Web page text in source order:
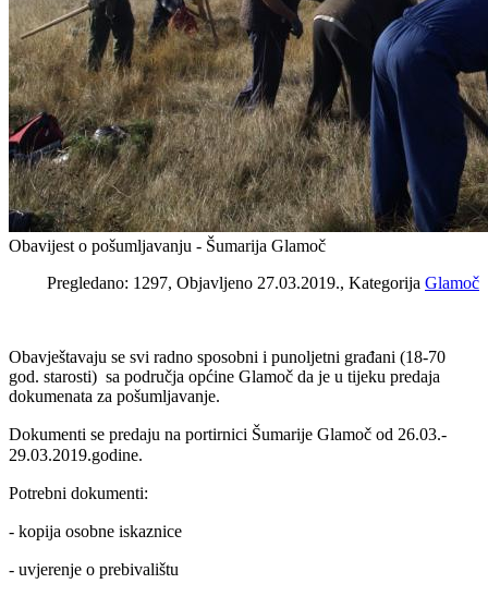
Obavijest o pošumljavanju - Šumarija Glamoč
Pregledano: 1297, Objavljeno 27.03.2019., Kategorija Glamoč
Obavještavaju se svi radno sposobni i punoljetni građani (18-70
god. starosti) sa područja općine Glamoč da je u tijeku predaja
dokumenata za pošumljavanje.
Dokumenti se predaju na portirnici Šumarije Glamoč od 26.03.-
29.03.2019.godine.
Potrebni dokumenti:
- kopija osobne iskaznice
- uvjerenje o prebivalištu